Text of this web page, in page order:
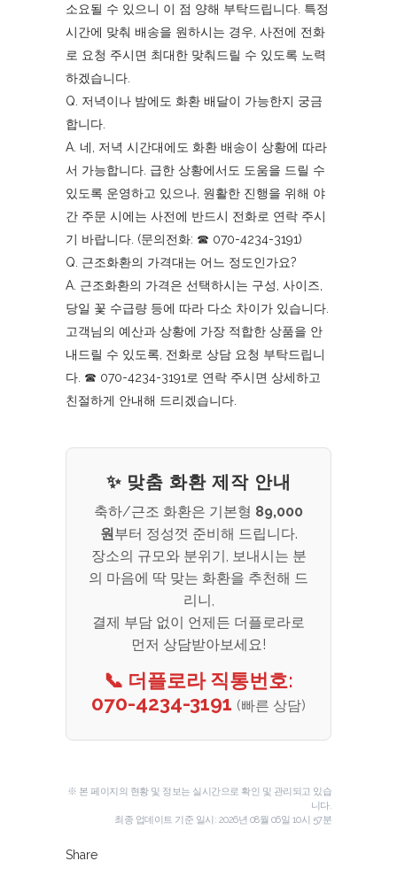
소요될 수 있으니 이 점 양해 부탁드립니다. 특정
시간에 맞춰 배송을 원하시는 경우, 사전에 전화
로 요청 주시면 최대한 맞춰드릴 수 있도록 노력
하겠습니다.
Q. 저녁이나 밤에도 화환 배달이 가능한지 궁금
합니다.
A. 네, 저녁 시간대에도 화환 배송이 상황에 따라
서 가능합니다. 급한 상황에서도 도움을 드릴 수
있도록 운영하고 있으나, 원활한 진행을 위해 야
간 주문 시에는 사전에 반드시 전화로 연락 주시
기 바랍니다. (문의전화: ☎︎ 070-4234-3191)
Q. 근조화환의 가격대는 어느 정도인가요?
A. 근조화환의 가격은 선택하시는 구성, 사이즈,
당일 꽃 수급량 등에 따라 다소 차이가 있습니다.
고객님의 예산과 상황에 가장 적합한 상품을 안
내드릴 수 있도록, 전화로 상담 요청 부탁드립니
다. ☎︎ 070-4234-3191로 연락 주시면 상세하고
친절하게 안내해 드리겠습니다.
✨ 맞춤 화환 제작 안내
축하/근조 화환은 기본형 89,000
원부터 정성껏 준비해 드립니다.
장소의 규모와 분위기, 보내시는 분
의 마음에 딱 맞는 화환을 추천해 드
리니,
결제 부담 없이 언제든 더플로라로
먼저 상담받아보세요!
📞 더플로라 직통번호:
070-4234-3191 (빠른 상담)
※ 본 페이지의 현황 및 정보는 실시간으로 확인 및 관리되고 있습
니다.
최종 업데이트 기준 일시: 2026년 08월 06일 10시 57분
Share